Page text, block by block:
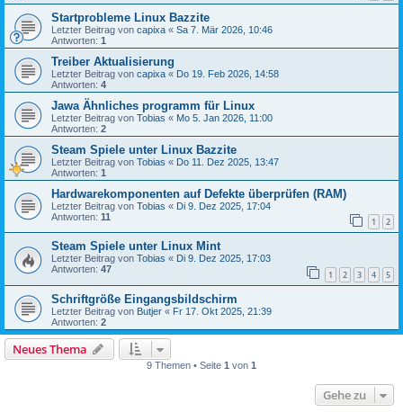
Startprobleme Linux Bazzite
Letzter Beitrag von capixa « Sa 7. Mär 2026, 10:46
Antworten: 1
Treiber Aktualisierung
Letzter Beitrag von capixa « Do 19. Feb 2026, 14:58
Antworten: 4
Jawa Ähnliches programm für Linux
Letzter Beitrag von Tobias « Mo 5. Jan 2026, 11:00
Antworten: 2
Steam Spiele unter Linux Bazzite
Letzter Beitrag von Tobias « Do 11. Dez 2025, 13:47
Antworten: 1
Hardwarekomponenten auf Defekte überprüfen (RAM)
Letzter Beitrag von Tobias « Di 9. Dez 2025, 17:04
Antworten: 11 1 2
Steam Spiele unter Linux Mint
Letzter Beitrag von Tobias « Di 9. Dez 2025, 17:03
Antworten: 47 1 2 3 4 5
Schriftgröße Eingangsbildschirm
Letzter Beitrag von Butjer « Fr 17. Okt 2025, 21:39
Antworten: 2
Neues Thema
9 Themen • Seite 1 von 1
Gehe zu